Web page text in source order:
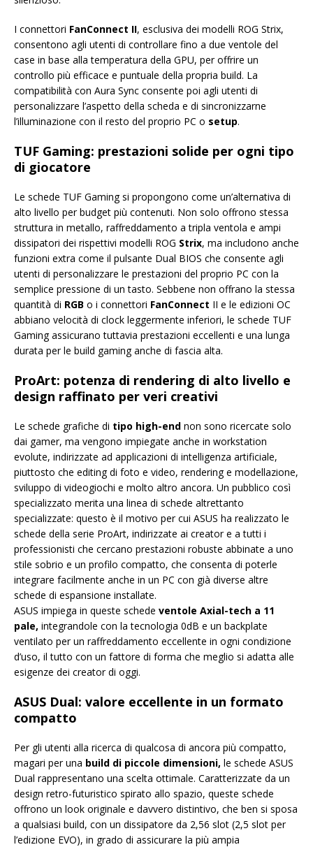
I connettori FanConnect II, esclusiva dei modelli ROG Strix,
consentono agli utenti di controllare fino a due ventole del
case in base alla temperatura della GPU, per offrire un
controllo più efficace e puntuale della propria build. La
compatibilità con Aura Sync consente poi agli utenti di
personalizzare l’aspetto della scheda e di sincronizzarne
l’illuminazione con il resto del proprio PC o setup.
TUF Gaming: prestazioni solide per ogni tipo
di giocatore
Le schede TUF Gaming si propongono come un’alternativa di
alto livello per budget più contenuti. Non solo offrono stessa
struttura in metallo, raffreddamento a tripla ventola e ampi
dissipatori dei rispettivi modelli ROG Strix, ma includono anche
funzioni extra come il pulsante Dual BIOS che consente agli
utenti di personalizzare le prestazioni del proprio PC con la
semplice pressione di un tasto. Sebbene non offrano la stessa
quantità di RGB o i connettori FanConnect II e le edizioni OC
abbiano velocità di clock leggermente inferiori, le schede TUF
Gaming assicurano tuttavia prestazioni eccellenti e una lunga
durata per le build gaming anche di fascia alta.
ProArt: potenza di rendering di alto livello e
design raffinato per veri creativi
Le schede grafiche di tipo high-end non sono ricercate solo
dai gamer, ma vengono impiegate anche in workstation
evolute, indirizzate ad applicazioni di intelligenza artificiale,
piuttosto che editing di foto e video, rendering e modellazione,
sviluppo di videogiochi e molto altro ancora. Un pubblico così
specializzato merita una linea di schede altrettanto
specializzate: questo è il motivo per cui ASUS ha realizzato le
schede della serie ProArt, indirizzate ai creator e a tutti i
professionisti che cercano prestazioni robuste abbinate a uno
stile sobrio e un profilo compatto, che consenta di poterle
integrare facilmente anche in un PC con già diverse altre
schede di espansione installate.
ASUS impiega in queste schede ventole Axial-tech a 11
pale, integrandole con la tecnologia 0dB e un backplate
ventilato per un raffreddamento eccellente in ogni condizione
d’uso, il tutto con un fattore di forma che meglio si adatta alle
esigenze dei creator di oggi.
ASUS Dual: valore eccellente in un formato
compatto
Per gli utenti alla ricerca di qualcosa di ancora più compatto,
magari per una build di piccole dimensioni, le schede ASUS
Dual rappresentano una scelta ottimale. Caratterizzate da un
design retro-futuristico spirato allo spazio, queste schede
offrono un look originale e davvero distintivo, che ben si sposa
a qualsiasi build, con un dissipatore da 2,56 slot (2,5 slot per
l’edizione EVO), in grado di assicurare la più ampia